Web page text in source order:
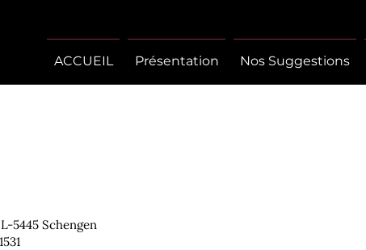
ACCUEIL Présentation Nos Suggestions
5445 Schengen